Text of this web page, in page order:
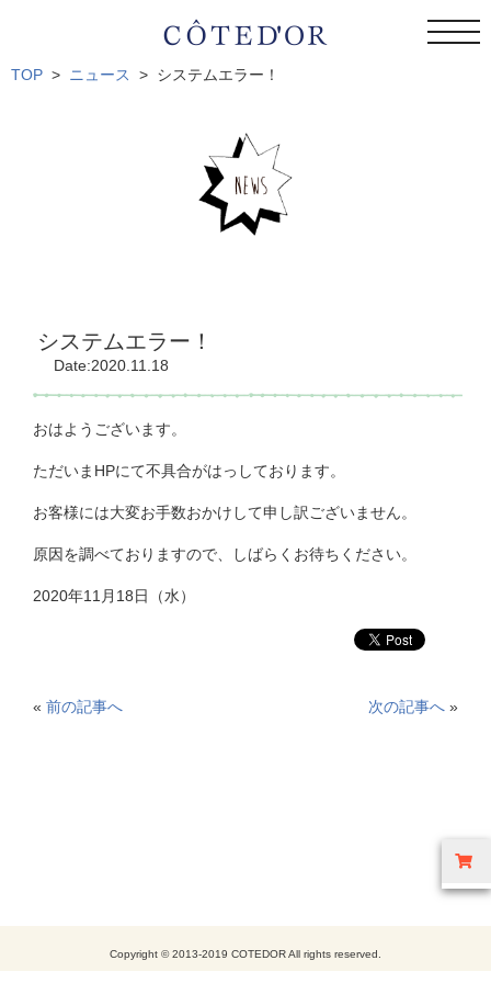
TOP ニュース システムエラー！
システムエラー！
Date:2020.11.18
おはようございます。
ただいまHPにて不具合がはっしております。
お客様には大変お手数おかけして申し訳ございません。
原因を調べておりますので、しばらくお待ちください。
2020年11月18日（水）
« 前の記事へ 次の記事へ »
Copyright © 2013-2019 COTEDOR All rights reserved.